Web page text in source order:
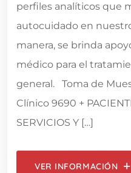
perfiles analíticos que
autocuidado en
manera, se brinda
médico para el
general. Toma de
Clínico 9690 +
SERVICIOS Y […]
VER INFORMACIÓN